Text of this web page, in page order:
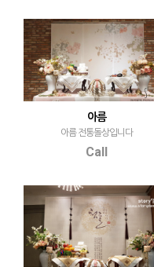
아름
아름 전통돌상입니다
Call